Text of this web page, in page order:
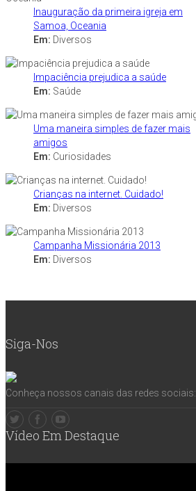
Inauguração da primeira igreja em
Samoa, Oceania
Em: Diversos
Impaciência prejudica a saúde
Em: Saúde
Uma maneira simples de fazer mais
amigos
Em: Curiosidades
Crianças na internet. Cuidado!
Em: Diversos
Campanha Missionária 2013
Em: Diversos
Siga-Nos
Conheça nossos canais das redes sociais:
Vídeo Em Destaque